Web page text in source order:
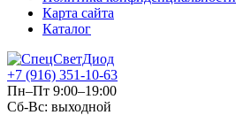
Карта сайта
Каталог
+7 (916) 351-10-63
Пн–Пт 9:00–19:00
Сб-Вс: выходной